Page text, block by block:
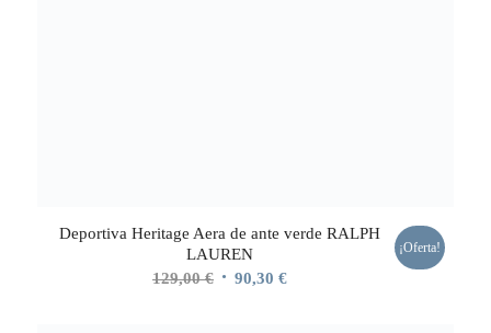
Deportiva Heritage Aera de ante verde RALPH
LAUREN
129,00€ El 90,30 €El
¡Oferta!